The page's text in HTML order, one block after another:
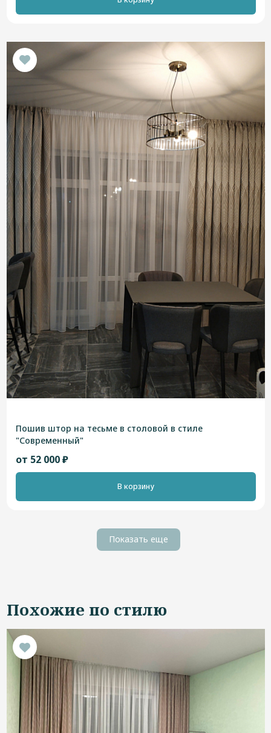
Пошив штор на тесьме в столовой в стиле
"Современный"
от 52 000 ₽
В корзину
Показать еще
Похожие по стилю